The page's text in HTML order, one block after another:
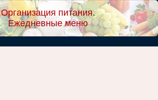
Организация питания.
Ежедневные меню